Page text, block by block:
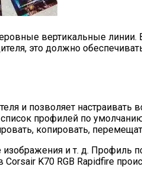
вертикальные линии.
это должно
и позволяет
профилей по
копировать,
и т. д. Профиль
K70 RGB Rapidfire